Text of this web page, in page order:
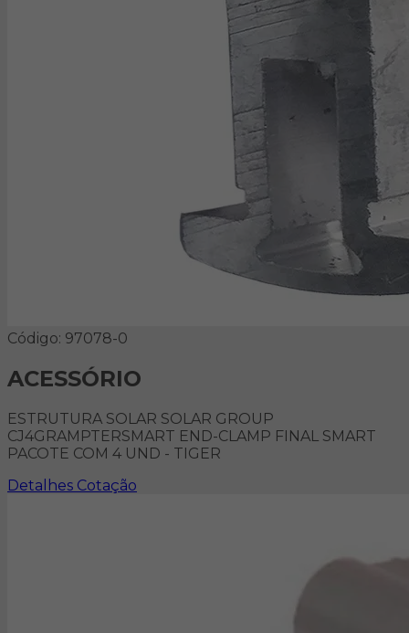
Código: 97078-0
ACESSÓRIO
ESTRUTURA SOLAR SOLAR GROUP
CJ4GRAMPTERSMART END-CLAMP FINAL SMART
PACOTE COM 4 UND - TIGER
Detalhes Cotação